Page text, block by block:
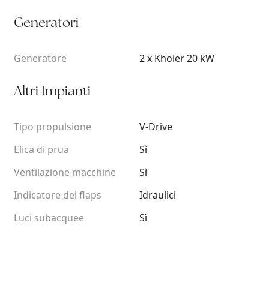
Generatori
Generatore 2 x Kholer 20 kW
Altri Impianti
Tipo propulsione
Elica di prua
Ventilazione macchine
Indicatore dei flaps
Luci subacquee
V-Drive
Sì
Sì
Idraulici
Sì